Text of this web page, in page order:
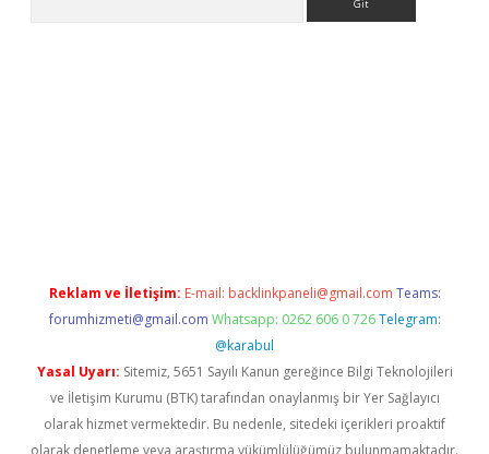
Reklam ve İletişim: E-mail: backlinkpaneli@gmail.com Teams:
forumhizmeti@gmail.com Whatsapp: 0262 606 0 726 Telegram:
@karabul
Yasal Uyarı: Sitemiz, 5651 Sayılı Kanun gereğince Bilgi Teknolojileri
ve İletişim Kurumu (BTK) tarafından onaylanmış bir Yer Sağlayıcı
olarak hizmet vermektedir. Bu nedenle, sitedeki içerikleri proaktif
olarak denetleme veya araştırma yükümlülüğümüz bulunmamaktadır.